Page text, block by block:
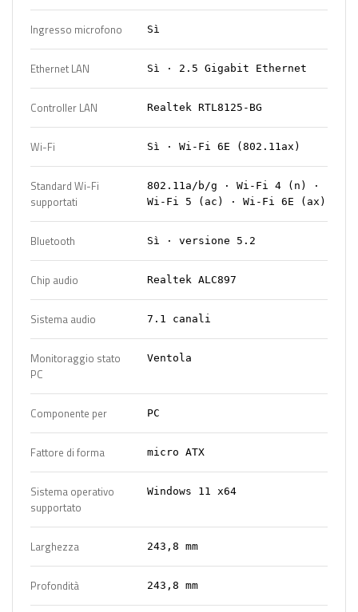
Ingresso microfono Sì
Ethernet LAN Sì · 2.5 Gigabit Ethernet
Controller LAN Realtek RTL8125-BG
Wi-Fi Sì · Wi-Fi 6E (802.11ax)
Standard Wi-Fi
supportati
802.11a/b/g · Wi-Fi 4 (n) ·
Wi-Fi 5 (ac) · Wi-Fi 6E (ax)
Bluetooth Sì · versione 5.2
Chip audio Realtek ALC897
Sistema audio 7.1 canali
Monitoraggio stato
PC
Ventola
Componente per PC
Fattore di forma micro ATX
Sistema operativo
supportato
Windows 11 x64
Larghezza 243,8 mm
Profondità 243,8 mm